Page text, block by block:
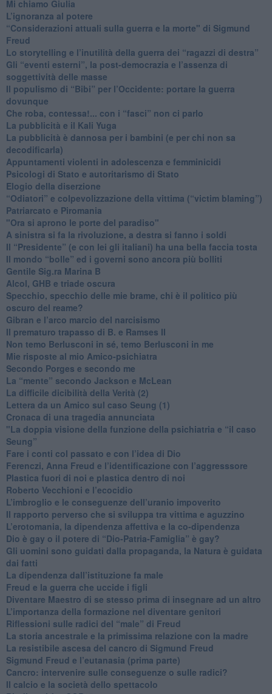
Mi chiamo Giulia
L’ignoranza al potere
​“Considerazioni attuali sulla guerra e la morte" di Sigmund
Freud
​Lo storytelling e l’inutilità della guerra dei “ragazzi di destra”
​Gli “eventi esterni”, la post-democrazia e l’assenza di
soggettività delle masse
​Il populismo di “Bibi” per l’Occidente: portare la guerra
dovunque
​Che roba, contessa!... con i “fasci” non ci parlo
La pubblicità e il Kali Yuga
​La pubblicità è dannosa per i bambini (e per chi non sa
decodificarla)
​Appuntamenti violenti in adolescenza e femminicidi
​Psicologi di Stato e autoritarismo di Stato
Elogio della diserzione
“Odiatori” e colpevolizzazione della vittima (“victim blaming”)
​Patriarcato e Piromania
"Ora si aprono le porte del paradiso"
​A sinistra si fa la rivoluzione, a destra si fanno i soldi
​Il “Presidente” (e con lei gli italiani) ha una bella faccia tosta
​Il mondo “bolle” ed i governi sono ancora più bolliti
​Gentile Sig.ra Marina B
​Alcol, GHB e triade oscura
​Specchio, specchio delle mie brame, chi è il politico più
oscuro del reame?
​Gibran e l’arco marcio del narcisismo
​Il prematuro trapasso di B. e Ramses II
​Non temo Berlusconi in sé, temo Berlusconi in me
​Mie risposte al mio Amico-psichiatra
​Secondo Porges e secondo me
​La “mente” secondo Jackson e McLean
La difficile dicibilità della Verità (2)
​Lettera da un Amico sul caso Seung (1)
​Cronaca di una tragedia annunciata
"​La doppia visione della funzione della psichiatria e “il caso
Seung”
​Fare i conti col passato e con l’idea di Dio
​Ferenczi, Anna Freud e l’identificazione con l’aggresssore
Plastica fuori di noi e plastica dentro di noi
​Roberto Vecchioni e l’ecocidio
​L’imbroglio e le conseguenze dell’uranio impoverito
​Il rapporto perverso che si sviluppa tra vittima e aguzzino
L’erotomania, la dipendenza affettiva e la co-dipendenza
​Dio è gay o il potere di “Dio-Patria-Famiglia” è gay?
​Gli uomini sono guidati dalla propaganda, la Natura è guidata
dai fatti
La dipendenza dall’istituzione fa male
​Freud e la guerra che uccide i figli
​Diventare Maestro di se stesso prima di insegnare ad un altro
L’importanza della formazione nel diventare genitori
Riflessioni sulle radici del “male” di Freud
​La storia ancestrale e la primissima relazione con la madre
​La resistibile ascesa del cancro di Sigmund Freud
Sigmund Freud e l’eutanasia (prima parte)
Cancro: intervenire sulle conseguenze o sulle radici?
​Il calcio e la società dello spettacolo